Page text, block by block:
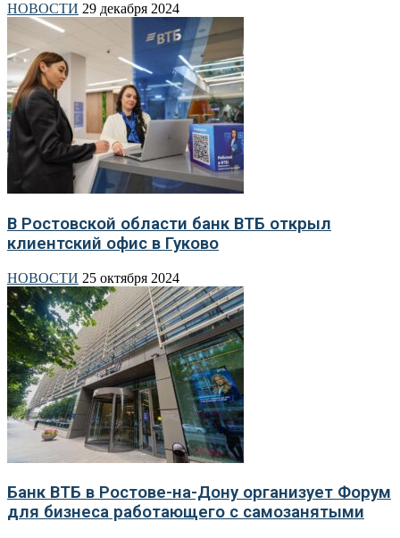
НОВОСТИ 29 декабря 2024
В Ростовской области банк ВТБ открыл
клиентский офис в Гуково
НОВОСТИ 25 октября 2024
Банк ВТБ в Ростове-на-Дону организует Форум
для бизнеса работающего с самозанятыми